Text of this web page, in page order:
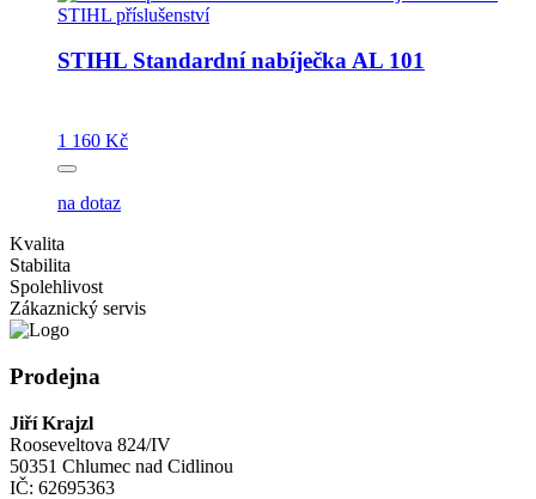
STIHL příslušenství
STIHL Standardní nabíječka AL 101
1 160 Kč
na dotaz
Kvalita
Stabilita
Spolehlivost
Zákaznický servis
Prodejna
Jiří Krajzl
Rooseveltova 824/IV
50351 Chlumec nad Cidlinou
IČ: 62695363